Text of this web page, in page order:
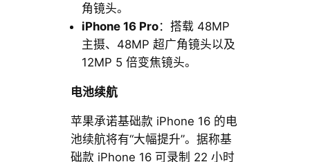
角镜头。
iPhone 16 Pro：搭载 48MP
主摄、48MP 超广角镜头以及
12MP 5 倍变焦镜头。
电池续航
苹果承诺基础款 iPhone 16 的电
池续航将有“大幅提升”。据称基
础款 iPhone 16 可录制 22 小时